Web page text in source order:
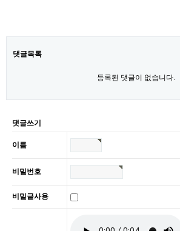
댓글목록
등록된 댓글이 없습니다.
댓글쓰기
이름
비밀번호
비밀글사용